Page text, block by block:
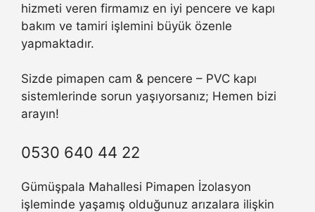
hizmeti veren firmamız en iyi pencere ve kapı
bakım ve tamiri işlemini büyük özenle
yapmaktadır.
Sizde pimapen cam & pencere – PVC kapı
sistemlerinde sorun yaşıyorsanız; Hemen bizi
arayın!
0530 640 44 22
Gümüşpala Mahallesi Pimapen İzolasyon
işleminde yaşamış olduğunuz arızalara ilişkin